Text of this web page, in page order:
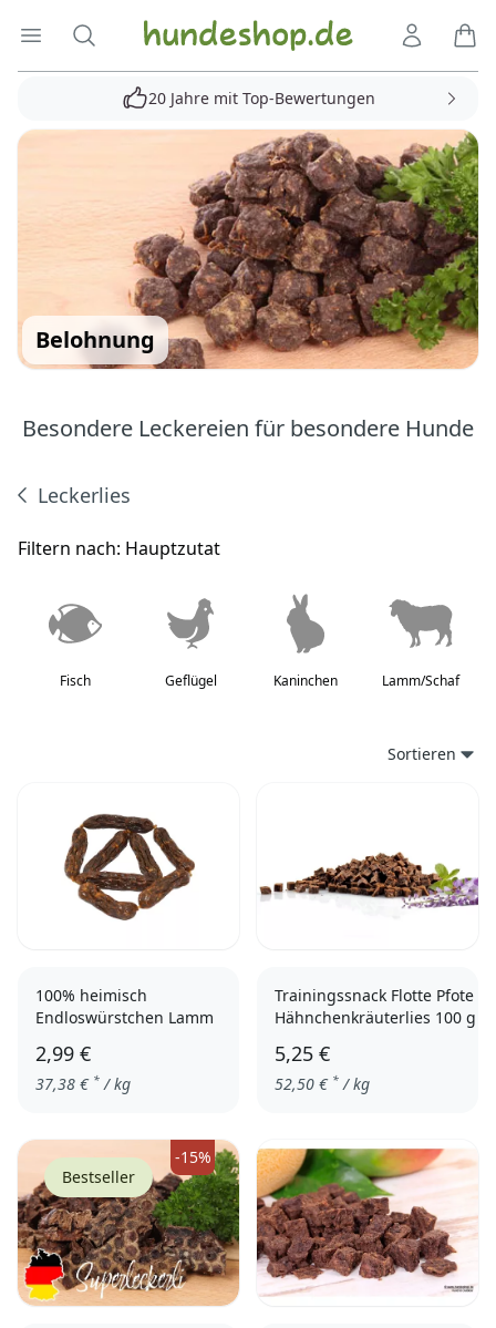
Menü öffnen
Suche Hundeshop.de
20 Jahre mit Top-Bewertungen
Belohnung
Besondere Leckereien für besondere Hunde
Leckerlies
Produkte
Filtern nach: Hauptzutat
Fisch Geflügel Kaninchen Lamm/Schaf
Sortieren
100% heimisch
Endloswürstchen Lamm
2,99 €
37,38 € * / kg
Trainingssnack Flotte Pfote
Hähnchenkräuterlies 100 g
5,25 €
52,50 € * / kg
Bestseller
-15%